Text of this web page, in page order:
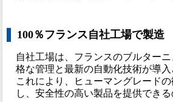
100％フランス自社工場で製造
自社工場は、フランスのブルター
格な管理と最新の自動化技術が導入
これにより、ヒューマングレード
し、安全性の高い製品を提供できる